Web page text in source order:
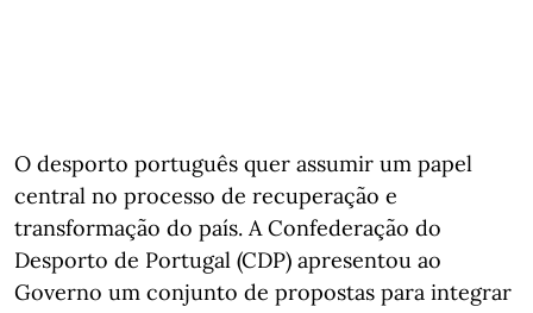
O desporto português quer assumir um papel
central no processo de recuperação e
transformação do país. A Confederação do
Desporto de Portugal (CDP) apresentou ao
Governo um conjunto de propostas para integrar